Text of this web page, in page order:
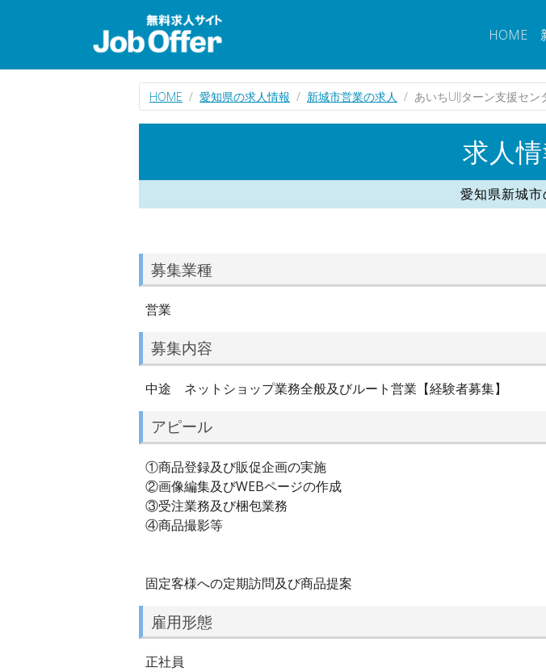
HOME
HOME 愛知県の求人情報 新城市営業の求人 あいちUIJターン支援セン
求人
愛知県新城
募集業種
営業
募集内容
中途 ネットショップ業務全般及びルート営業【経験者募集】
アピール
①商品登録及び販促企画の実施
②画像編集及びWEBページの作成
③受注業務及び梱包業務
④商品撮影等
固定客様への定期訪問及び商品提案
雇用形態
正社員